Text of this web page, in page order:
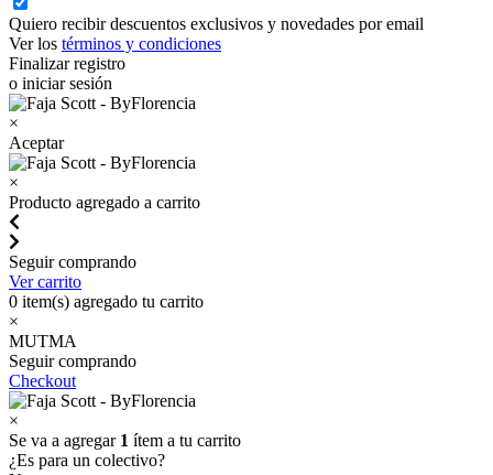
Quiero recibir descuentos exclusivos y novedades por email
Ver los términos y condiciones
Finalizar registro
o iniciar sesión
×
Aceptar
×
Producto agregado a carrito
Seguir comprando
Ver carrito
0 item(s) agregado tu carrito
×
MUTMA
Seguir comprando
Checkout
×
Se va a agregar 1 ítem a tu carrito
¿Es para un colectivo?